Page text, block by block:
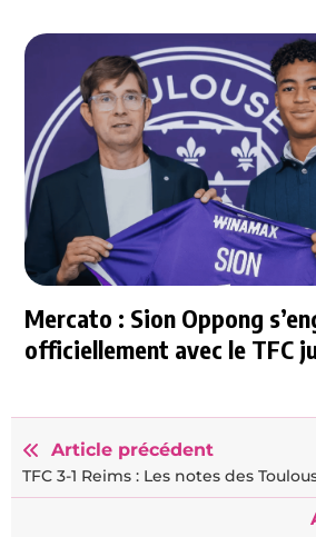
Mercato : Sion Oppong
officiellement avec le TFC
Article précédent
TFC 3-1 Reims : Les notes des